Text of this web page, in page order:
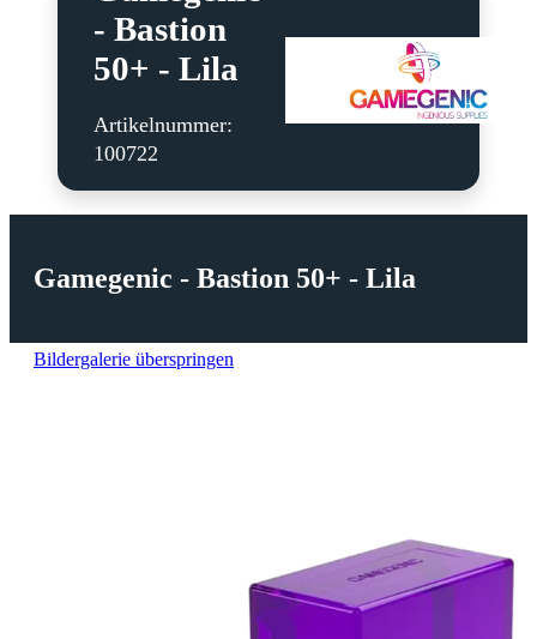
- Bastion
50+ - Lila
Artikelnummer:
100722
Gamegenic - Bastion 50+ - Lila
Bildergalerie überspringen